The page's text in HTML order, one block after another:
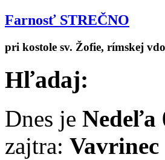
Farnosť STREČNO
pri kostole sv. Žofie, rímskej
Hľadaj:
Dnes je Nedeľa
zajtra: Vavrinec